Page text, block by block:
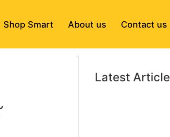
Shop Smart About us Contact us
Latest Article